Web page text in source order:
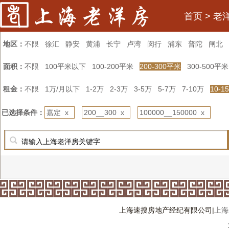
首页 > 老
地区： 不限 徐汇 静安 黄浦 长宁 卢湾 闵行 浦东 普陀 闸北
面积： 不限 100平米以下 100-200平米 200-300平米 300-500平米
租金： 不限 1万/月以下 1-2万 2-3万 3-5万 5-7万 7-10万 10-
已选择条件： 嘉定 x 200__300 x 100000__150000 x
上海速搜房地产经纪有限公司| 上